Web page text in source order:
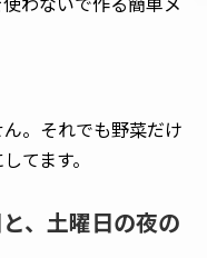
。それでも野菜だけ
てます。
、土曜日の夜の